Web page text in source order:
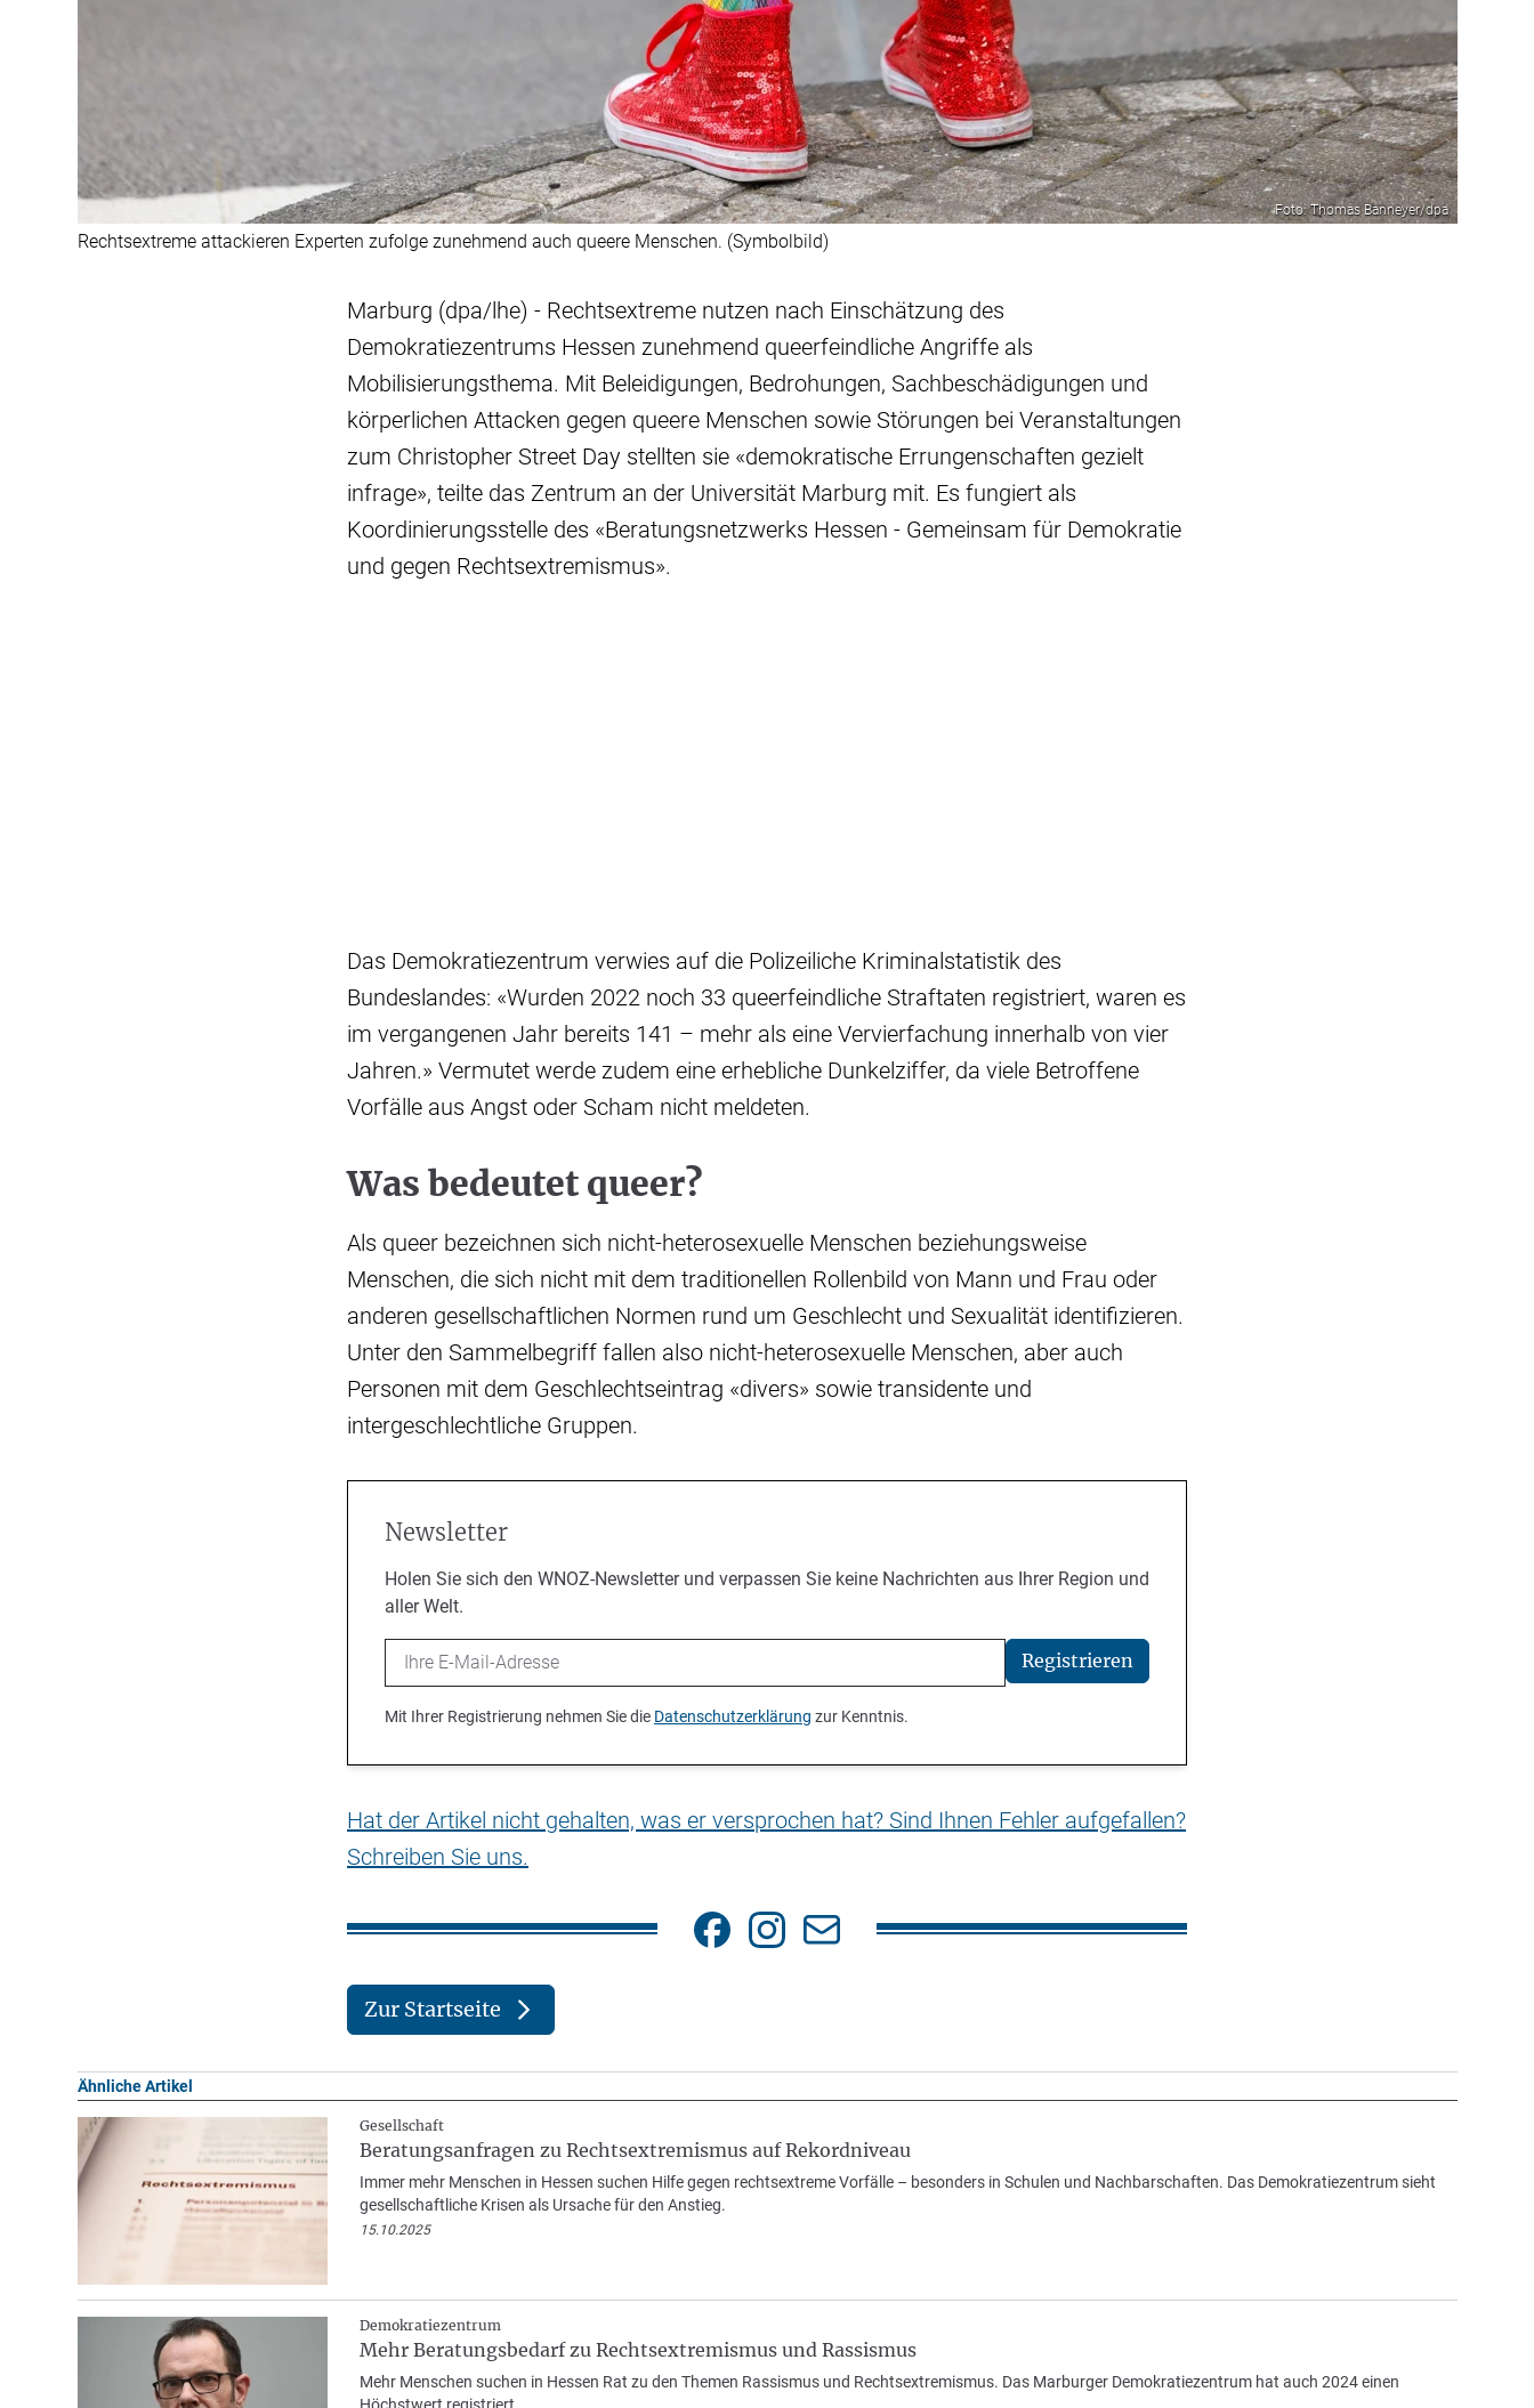
Foto: Thomas Banneyer/dpa
Rechtsextreme attackieren Experten zufolge zunehmend auch queere Menschen. (Symbolbild)
Marburg (dpa/lhe) - Rechtsextreme nutzen nach Einschätzung des
Demokratiezentrums Hessen zunehmend queerfeindliche Angriffe als
Mobilisierungsthema. Mit Beleidigungen, Bedrohungen, Sachbeschädigungen und
körperlichen Attacken gegen queere Menschen sowie Störungen bei Veranstaltungen
zum Christopher Street Day stellten sie «demokratische Errungenschaften gezielt
infrage», teilte das Zentrum an der Universität Marburg mit. Es fungiert als
Koordinierungsstelle des «Beratungsnetzwerks Hessen - Gemeinsam für Demokratie
und gegen Rechtsextremismus».
Das Demokratiezentrum verwies auf die Polizeiliche Kriminalstatistik des
Bundeslandes: «Wurden 2022 noch 33 queerfeindliche Straftaten registriert, waren es
im vergangenen Jahr bereits 141 – mehr als eine Vervierfachung innerhalb von vier
Jahren.» Vermutet werde zudem eine erhebliche Dunkelziffer, da viele Betroffene
Vorfälle aus Angst oder Scham nicht meldeten.
Was bedeutet queer?
Als queer bezeichnen sich nicht-heterosexuelle Menschen beziehungsweise
Menschen, die sich nicht mit dem traditionellen Rollenbild von Mann und Frau oder
anderen gesellschaftlichen Normen rund um Geschlecht und Sexualität identifizieren.
Unter den Sammelbegriff fallen also nicht-heterosexuelle Menschen, aber auch
Personen mit dem Geschlechtseintrag «divers» sowie transidente und
intergeschlechtliche Gruppen.
Newsletter
Holen Sie sich den WNOZ-Newsletter und verpassen Sie keine Nachrichten aus Ihrer Region und
aller Welt.
Email Registrieren
Mit Ihrer Registrierung nehmen Sie die Datenschutzerklärung zur Kenntnis.
Hat der Artikel nicht gehalten, was er versprochen hat? Sind Ihnen Fehler aufgefallen?
Schreiben Sie uns.
Zur Startseite
Ähnliche Artikel
Gesellschaft
Beratungsanfragen zu Rechtsextremismus auf Rekordniveau
Immer mehr Menschen in Hessen suchen Hilfe gegen rechtsextreme Vorfälle – besonders in Schulen und Nachbarschaften. Das Demokratiezentrum sieht
gesellschaftliche Krisen als Ursache für den Anstieg.
15.10.2025
Demokratiezentrum
Mehr Beratungsbedarf zu Rechtsextremismus und Rassismus
Mehr Menschen suchen in Hessen Rat zu den Themen Rassismus und Rechtsextremismus. Das Marburger Demokratiezentrum hat auch 2024 einen
Höchstwert registriert.